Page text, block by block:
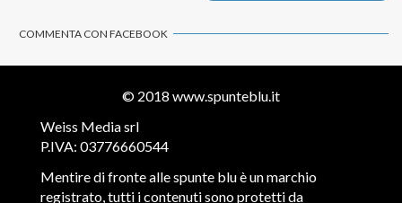
COMMENTA CON FACEBOOK
© 2018 www.spunteblu.it
Weiss Media srl
P.IVA: 03776660544
Mentire di fronte alle spunte blu è un marchio
registrato, tutti i contenuti sono protetti da